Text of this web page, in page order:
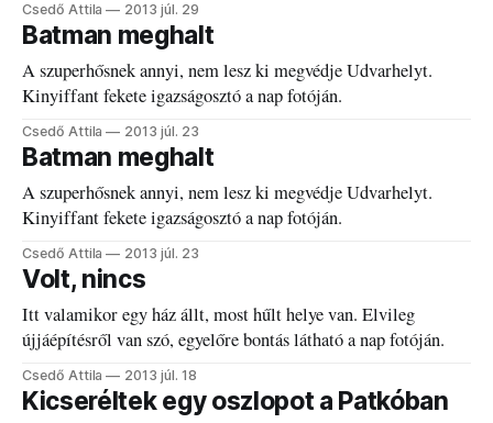
Csedő Attila 2013 júl. 29
Batman meghalt
A szuperhősnek annyi, nem lesz ki megvédje Udvarhelyt.
Kinyiffant fekete igazságosztó a nap fotóján.
Csedő Attila 2013 júl. 23
Batman meghalt
A szuperhősnek annyi, nem lesz ki megvédje Udvarhelyt.
Kinyiffant fekete igazságosztó a nap fotóján.
Csedő Attila 2013 júl. 23
Volt, nincs
Itt valamikor egy ház állt, most hűlt helye van. Elvileg
újjáépítésről van szó, egyelőre bontás látható a nap fotóján.
Csedő Attila 2013 júl. 18
Kicseréltek egy oszlopot a Patkóban